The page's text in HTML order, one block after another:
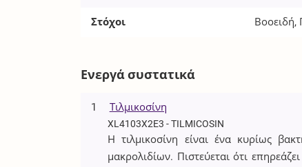
Στόχοι Βοοειδή,
Ενεργά συστατικά
1 Τιλμικοσίνη
XL4103X2E3 - TILMICOSIN
Η τιλμικοσίνη είναι ένα κυρίως
μακρολιδίων. Πιστεύεται ότι